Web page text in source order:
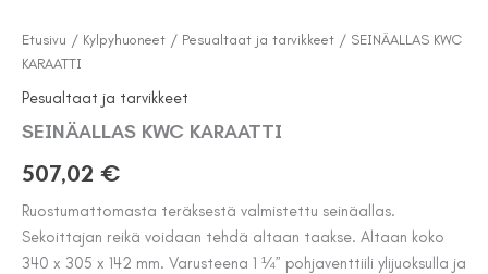
Etusivu / Kylpyhuoneet / Pesualtaat ja tarvikkeet / SEINÄALLAS KWC
KARAATTI
Pesualtaat ja tarvikkeet
SEINÄALLAS KWC KARAATTI
507,02 €
Ruostumattomasta teräksestä valmistettu seinäallas.
Sekoittajan reikä voidaan tehdä altaan taakse. Altaan koko
340 x 305 x 142 mm. Varusteena 1 ¼” pohjaventtiili ylijuoksulla ja